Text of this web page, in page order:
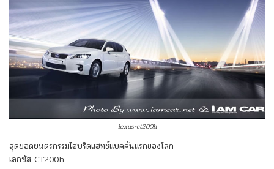
lexus-ct200h
สุดยอดยนตรกรรมไฮบริดแฮทช์แบคคันแรกของโลก
เลกซัส CT200h